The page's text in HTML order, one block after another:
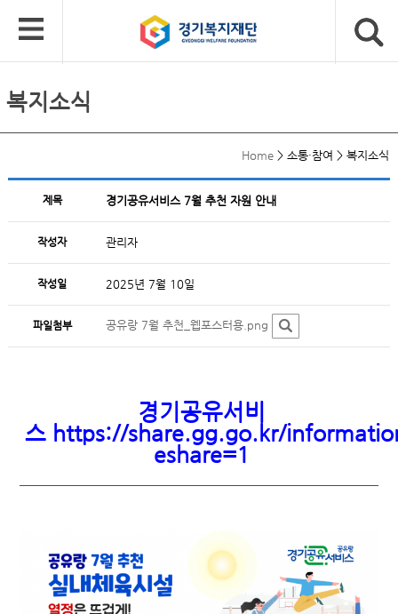
복지소식
Home > 소통·참여 > 복지소식
제목 경기공유서비스 7월 추천 자원 안내
작성자 관리자
작성일 2025년 7월 10일
파일첨부 공유랑 7월 추천_웹포스터용.png
경기공유서비
스 https://share.gg.go.kr/
eshare=1